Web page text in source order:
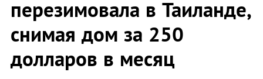
перезимовала в Таиланде,
снимая дом за 250
долларов в месяц